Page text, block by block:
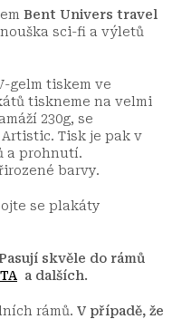
Bent Univers travel
sci-fi a výletů
gelm tiskem ve
tiskneme na velmi
230g, se
Tisk je pak v
a prohnutí.
barvy.
se plakáty
skvěle do rámů
a dalších.
rámů. V případě, že